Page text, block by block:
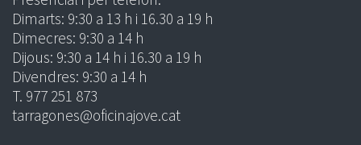
Dimarts: 9:30 a 13 h i 16.30 a 19 h
Dimecres: 9:30 a 14 h
Dijous: 9:30 a 14 h i 16.30 a 19 h
Divendres: 9:30 a 14 h
T. 977 251 873
tarragones@oficinajove.cat